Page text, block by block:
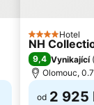
4 PočetHotel
NH
9,4 Vynikající (
Olomouc,
od 2 925